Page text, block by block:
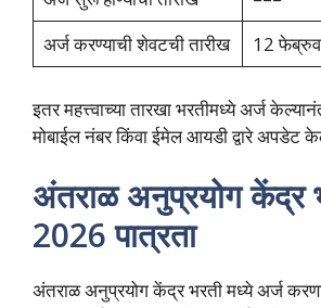
अर्ज करण्याची शेवटची तारीख
12
इतर महत्त्वाच्या तारखा भरतीमध्ये अर्ज
मोबाईल नंबर किंवा ईमेल आयडी द्वारे अपडेट
अंतराळ अनुप्रयोग केंद्र
2026 पात्रता
अंतराळ अनुप्रयोग केंद्र भरती मध्ये अर्ज